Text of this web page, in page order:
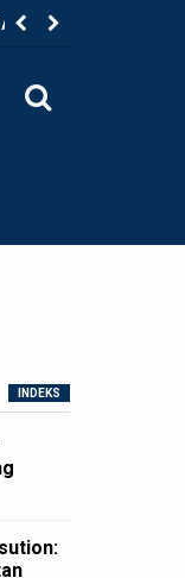
INDEKS
Miliar